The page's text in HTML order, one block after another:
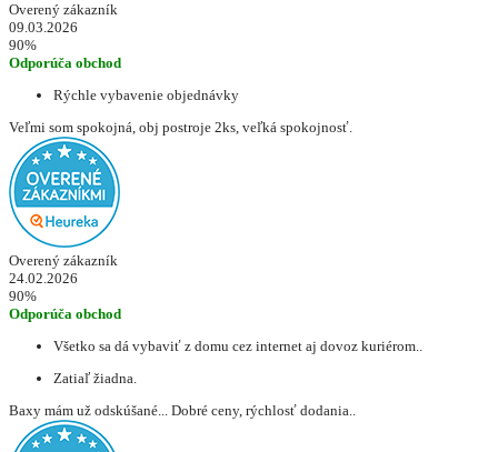
Overený zákazník
09.03.2026
90%
Odporúča obchod
Rýchle vybavenie objednávky
Veľmi som spokojná, obj postroje 2ks, veľká spokojnosť.
Overený zákazník
24.02.2026
90%
Odporúča obchod
Všetko sa dá vybaviť z domu cez internet aj dovoz kuriérom..
Zatiaľ žiadna.
Baxy mám už odskúšané... Dobré ceny, rýchlosť dodania..